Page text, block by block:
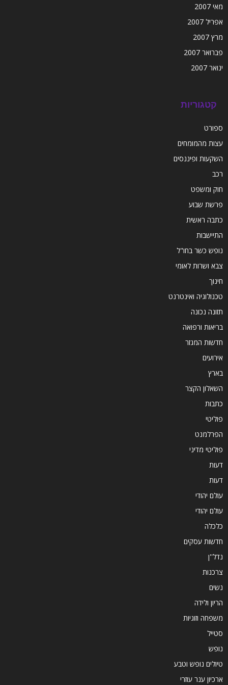
מאי 2007
אפריל 2007
מרץ 2007
פברואר 2007
ינואר 2007
קטגוריות
ספורט
עצות מהמומחים
השקעות ופיננסים
רכב
חוק ומשפט
פרשת שבוע
כתבה ראשית
התיישבות
נופש כשר בחו"ל
צבא ושרות לאומי
חינוך
טכנולוגיה ואינטרנט
תזונה נכונה
בריאות ורפואה
חדשות המגזר
אירועים
בארץ
השאלון הקצר
כתבות
פוליטי
הפרלמנט
פוליטי מדיני
דעות
דעות
עולם יהודי
עולם יהודי
כלכלה
חדשות עסקים
נדל''ן
צרכנות
נשים
הריון ולידה
משפחה וזוגיות
סטייל
נופש
טיולים נופש וטבע
ארכיון ענר עוזרי